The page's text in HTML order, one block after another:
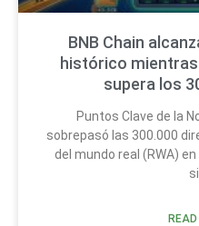
BNB Chain
histórico mientras
supera los
Puntos Clave de la
sobrepasó las 300.000
del mundo real (RWA)